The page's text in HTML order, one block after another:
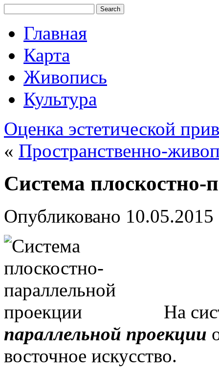
Главная
Карта
Живопись
Культура
Оценка эстетической
« Пространственно-
Система плоскостно-
Опубликовано 10.05.2015
На
параллельной проекции
восточное искусство.